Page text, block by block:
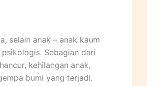
selain anak – anak kaum
Sebagian dari
kehilangan anak,
bumi yang terjadi.